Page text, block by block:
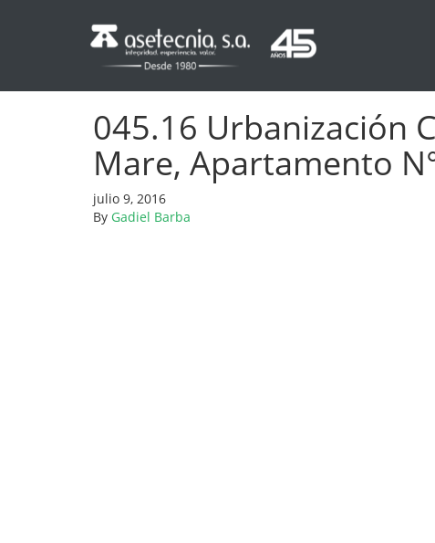
045.16 Urbanización
Mare, Apartamento
julio 9, 2016
By Gadiel Barba